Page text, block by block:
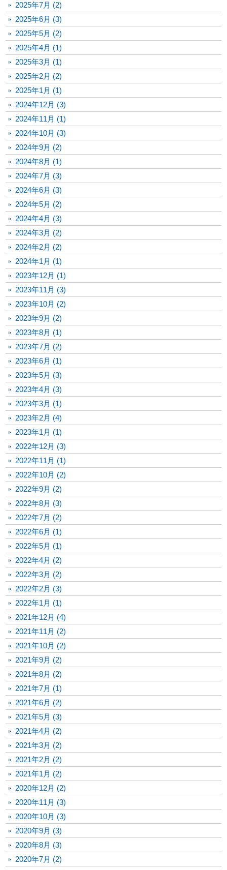
2025年7月 (2)
2025年6月 (3)
2025年5月 (2)
2025年4月 (1)
2025年3月 (1)
2025年2月 (2)
2025年1月 (1)
2024年12月 (3)
2024年11月 (1)
2024年10月 (3)
2024年9月 (2)
2024年8月 (1)
2024年7月 (3)
2024年6月 (3)
2024年5月 (2)
2024年4月 (3)
2024年3月 (2)
2024年2月 (2)
2024年1月 (1)
2023年12月 (1)
2023年11月 (3)
2023年10月 (2)
2023年9月 (2)
2023年8月 (1)
2023年7月 (2)
2023年6月 (1)
2023年5月 (3)
2023年4月 (3)
2023年3月 (1)
2023年2月 (4)
2023年1月 (1)
2022年12月 (3)
2022年11月 (1)
2022年10月 (2)
2022年9月 (2)
2022年8月 (3)
2022年7月 (2)
2022年6月 (1)
2022年5月 (1)
2022年4月 (2)
2022年3月 (2)
2022年2月 (3)
2022年1月 (1)
2021年12月 (4)
2021年11月 (2)
2021年10月 (2)
2021年9月 (2)
2021年8月 (2)
2021年7月 (1)
2021年6月 (2)
2021年5月 (3)
2021年4月 (2)
2021年3月 (2)
2021年2月 (2)
2021年1月 (2)
2020年12月 (2)
2020年11月 (3)
2020年10月 (3)
2020年9月 (3)
2020年8月 (3)
2020年7月 (2)